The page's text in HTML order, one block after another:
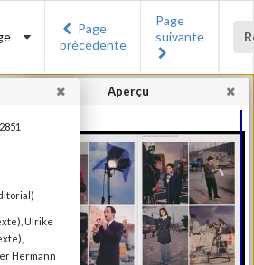
Page
précédente
Page
suivante
Aperçu
Ulrike
Hermann